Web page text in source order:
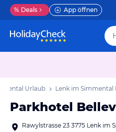
% Deals App öffnen
Urlaub Lenk im Simmental
Parkhotel
Rawylstrasse 23 3775 Lenk im